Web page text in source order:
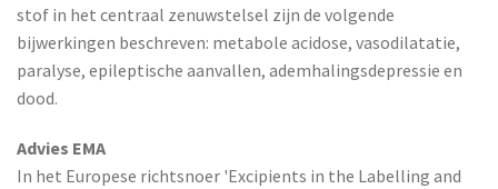
stof in het centraal zenuwstelsel zijn de volgende
bijwerkingen beschreven: metabole acidose, vasodilatatie,
paralyse, epileptische aanvallen, ademhalingsdepressie en
dood.
Advies EMA
In het Europese richtsnoer 'Excipients in the Labelling and